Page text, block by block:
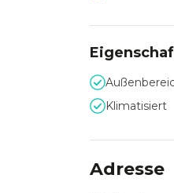
Klimatisiert
Adresse